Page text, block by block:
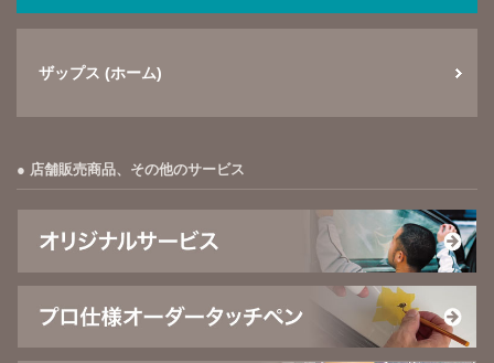
ザップス (ホーム)
店舗販売商品、その他のサービス